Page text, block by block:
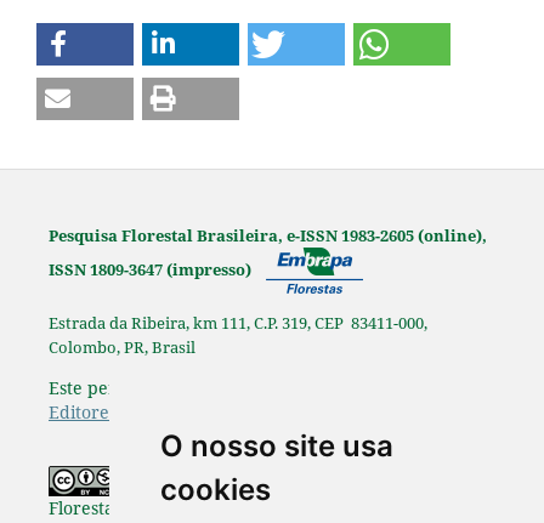
O nosso site usa
cookies
Pesquisa Florestal Brasileira, e-ISSN 1983-2605 (online),
ISSN 1809-3647 (impresso)
Estrada da Ribeira, km 111, C.P. 319, CEP 83411-000,
Colombo, PR, Brasil
Este periódico é afiliado à
Editores Científicos
Os originais publicados na Pesquisa
Florestal Brasileira estão disponibilizados de acordo